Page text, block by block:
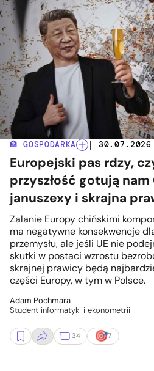
🏦 GOSPODARKA | 30.07.2026
Europejski pas rdzy,
przyszłość gotują
januszexy i skrajna
Zalanie Europy chińskimi
ma negatywne konsekwencje
przemysłu, ale jeśli UE nie
skutki w postaci wzrostu
skrajnej prawicy będą
części Europy, w tym w Polsce.
Adam Pochmara
Student informatyki i ekonometrii
34 7